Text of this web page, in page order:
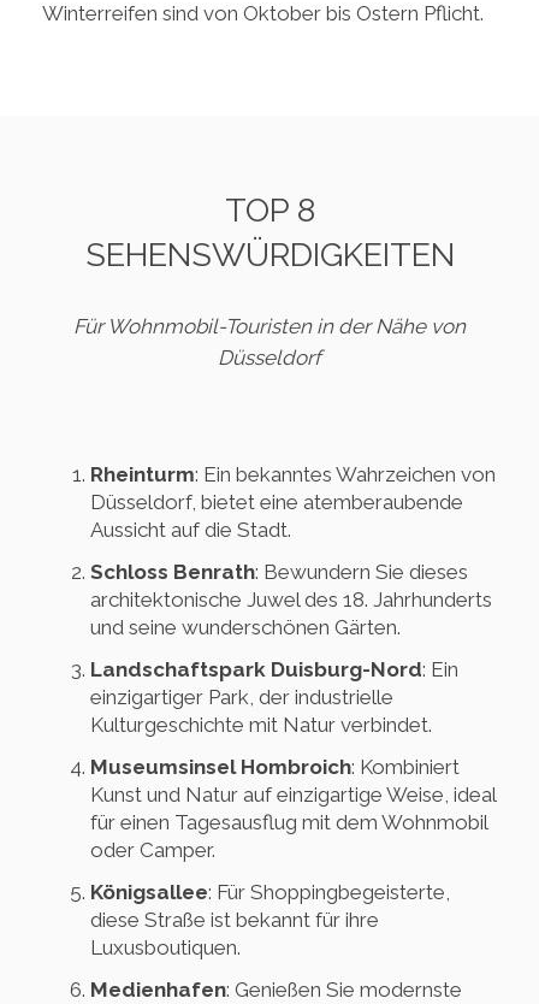
Winterreifen sind von Oktober bis Ostern Pflicht.
TOP 8
SEHENSWÜRDIGKEITEN
Für Wohnmobil-Touristen in der Nähe von
Düsseldorf
Rheinturm: Ein bekanntes Wahrzeichen von
Düsseldorf, bietet eine atemberaubende
Aussicht auf die Stadt.
Schloss Benrath: Bewundern Sie dieses
architektonische Juwel des 18. Jahrhunderts
und seine wunderschönen Gärten.
Landschaftspark Duisburg-Nord: Ein
einzigartiger Park, der industrielle
Kulturgeschichte mit Natur verbindet.
Museumsinsel Hombroich: Kombiniert
Kunst und Natur auf einzigartige Weise, ideal
für einen Tagesausflug mit dem Wohnmobil
oder Camper.
Königsallee: Für Shoppingbegeisterte,
diese Straße ist bekannt für ihre
Luxusboutiquen.
Medienhafen: Genießen Sie modernste